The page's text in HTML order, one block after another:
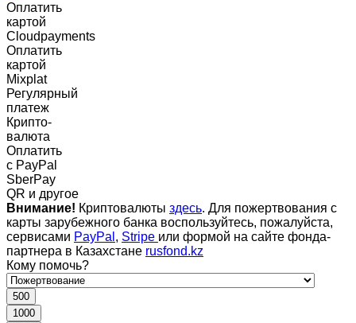
Оплатить
картой
Cloudpayments
Оплатить
картой
Mixplat
Регулярный
платеж
Крипто-
валюта
Оплатить
c PayPal
SberPay
QR и другое
Внимание! Криптовалюты здесь. Для пожертвования с
карты зарубежного банка воспользуйтесь, пожалуйста,
сервисами PayPal , Stripe или формой на сайте фонда-
партнера в Казахстане rusfond.kz
Кому помочь?
500
1000